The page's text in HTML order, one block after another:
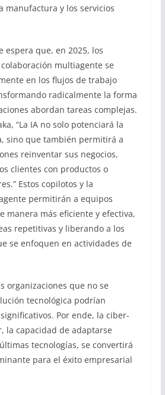
manufactura y los servicios
espera que, en 2025, los
multiagente se
en los flujos de trabajo
radicalmente la forma
abordan tareas complejas.
“La IA no solo potenciará la
sino que también permitirá a
reinventar sus negocios,
clientes con productos o
Estos copilotos y la
permitirán a equipos
manera más eficiente y efectiva,
repetitivas y liberando a los
se enfoquen en actividades de
organizaciones que no se
tecnológica podrían
Por ende, la ciber-
la capacidad de adaptarse
tecnologías, se convertirá
para el éxito empresarial